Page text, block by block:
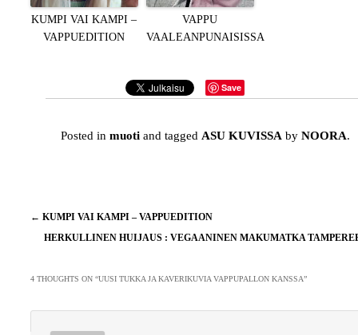
KUMPI VAI KAMPI –
VAPPUEDITION
VAPPU
VAALEANPUNAISISSA
Save
Posted inmuoti and taggedASU KUVISSA byNOORA.
Artikkelien
selaus
← KUMPI VAI KAMPI – VAPPUEDITION
HERKULLINEN HUIJAUS : VEGAANINEN MAKUMATKA
4 THOUGHTS ON “UUSI TUKKA JA KAVERIKUVIA VAPPUPALLON KANSSA”